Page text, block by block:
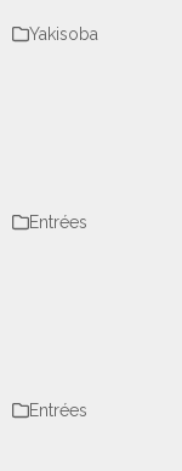
Yakisoba
Entrées
Entrées